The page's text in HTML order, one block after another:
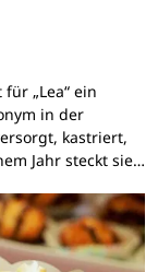
„Lea“ ein
in der
kastriert,
Jahr steckt sie…